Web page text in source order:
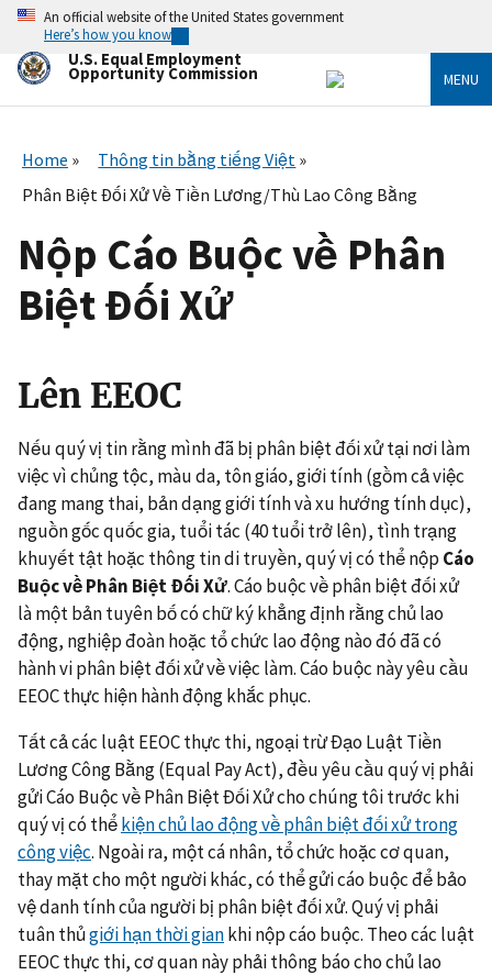
Skip
main
content
An official website of the United States government
Here’s how you know
U.S. Equal Employment
Opportunity Commission MENU
Home
Thông tin bằng tiếng Việt
Phân Biệt Đối Xử Về Tiền Lương/Thù Lao Công Bằng
Nộp Cáo Buộc về Phân
Biệt Đối Xử
Lên EEOC
Nếu quý vị tin rằng mình đã bị phân biệt đối xử tại nơi làm
việc vì chủng tộc, màu da, tôn giáo, giới tính (gồm cả việc
đang mang thai, bản dạng giới tính và xu hướng tính dục),
nguồn gốc quốc gia, tuổi tác (40 tuổi trở lên), tình trạng
khuyết tật hoặc thông tin di truyền, quý vị có thể nộp Cáo
Buộc về Phân Biệt Đối Xử. Cáo buộc về phân biệt đối xử
là một bản tuyên bố có chữ ký khẳng định rằng chủ lao
động, nghiệp đoàn hoặc tổ chức lao động nào đó đã có
hành vi phân biệt đối xử về việc làm. Cáo buộc này yêu cầu
EEOC thực hiện hành động khắc phục.
Tất cả các luật EEOC thực thi, ngoại trừ Đạo Luật Tiền
Lương Công Bằng (Equal Pay Act), đều yêu cầu quý vị phải
gửi Cáo Buộc về Phân Biệt Đối Xử cho chúng tôi trước khi
quý vị có thểkiện chủ lao động về phân biệt đối xử trong
công việc. Ngoài ra, một cá nhân, tổ chức hoặc cơ quan,
thay mặt cho một người khác, có thể gửi cáo buộc để bảo
vệ danh tính của người bị phân biệt đối xử. Quý vị phải
tuân thủgiới hạn thời giankhi nộp cáo buộc. Theo các luật
EEOC thực thi, cơ quan này phải thông báo cho chủ lao